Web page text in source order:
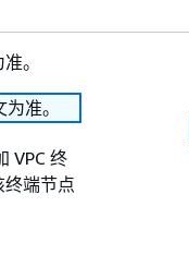
。
准。
VPC 终
终端节点